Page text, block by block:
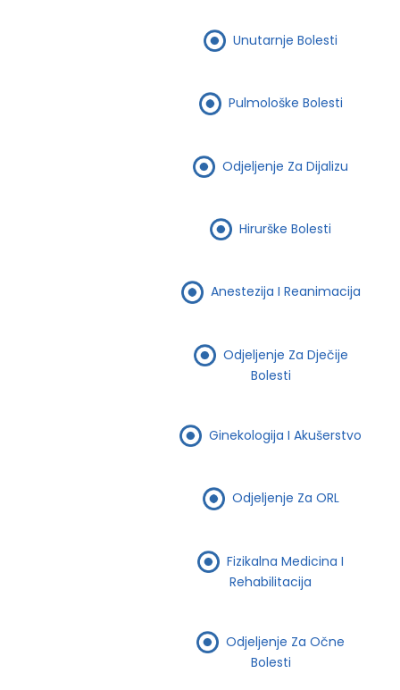
Unutarnje Bolesti
Pulmološke Bolesti
Odjeljenje Za Dijalizu
Hirurške Bolesti
Anestezija I Reanimacija
Odjeljenje Za Dječije
Bolesti
Ginekologija I Akušerstvo
Odjeljenje Za ORL
Fizikalna Medicina I
Rehabilitacija
Odjeljenje Za Očne
Bolesti